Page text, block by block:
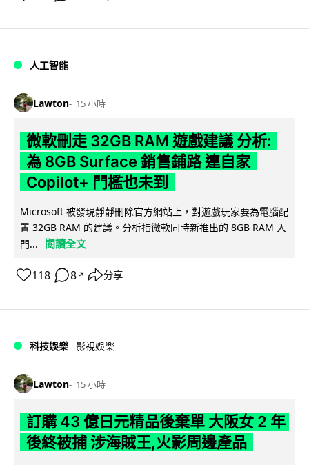
人工智能
Lawton 15 小時
微軟刪走 32GB RAM 遊戲建議 分析:
為 8GB Surface 銷售鋪路 連自家
Copilot+ 門檻也未到
Microsoft 被發現靜靜刪除官方網站上，對遊戲玩家要為電腦配
置 32GB RAM 的建議。分析指微軟同時新推出的 8GB RAM 入
門...
閱讀全文
118 8 ↗ 分享
科技娛樂 影視娛樂
Lawton 15 小時
訂購 43 億日元精品後棄單 大阪女 2 年
後終被捕 涉海賊王,火影周邊產品